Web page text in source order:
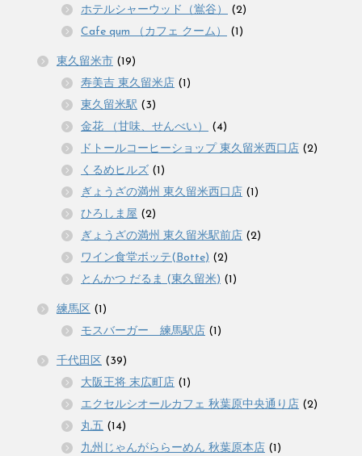
ホテルシャーウッド（鴬谷）
(2)
Cafe qum （カフェ クーム）
(1)
東久留米市 (19)
寿美吉 東久留米店 (1)
東久留米駅 (3)
金花 （甘味、せんべい）
(4)
ドトールコーヒーショップ 東久留米西口店 (2)
くるめヒルズ (1)
ぎょうざの満州 東久留米西口店 (1)
ひろしま屋 (2)
ぎょうざの満州 東久留米駅前店 (2)
ワイン食堂ボッテ(Botte) (2)
とんかつ だるま (東久留米) (1)
練馬区 (1)
モスバーガー 練馬駅店 (1)
千代田区 (39)
大阪王将 末広町店 (1)
エクセルシオールカフェ 秋葉原中央通り店 (2)
丸五 (14)
九州じゃんがららーめん 秋葉原本店 (1)